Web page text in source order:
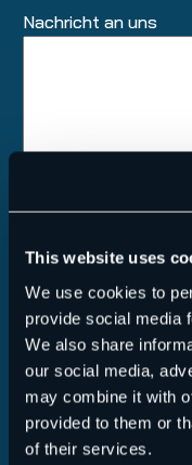
This website uses
We use cookies to
provide social media
We also share
our social media,
may combine it with
provided to them or
of their services.
Nachricht an uns
Talentpool
Hiermit erkläre ich
Hornetsecurity meine
Bewerbungsunterlagen